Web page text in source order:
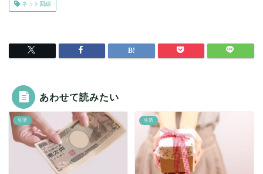
ネット回線
あわせて読みたい
生活 生活